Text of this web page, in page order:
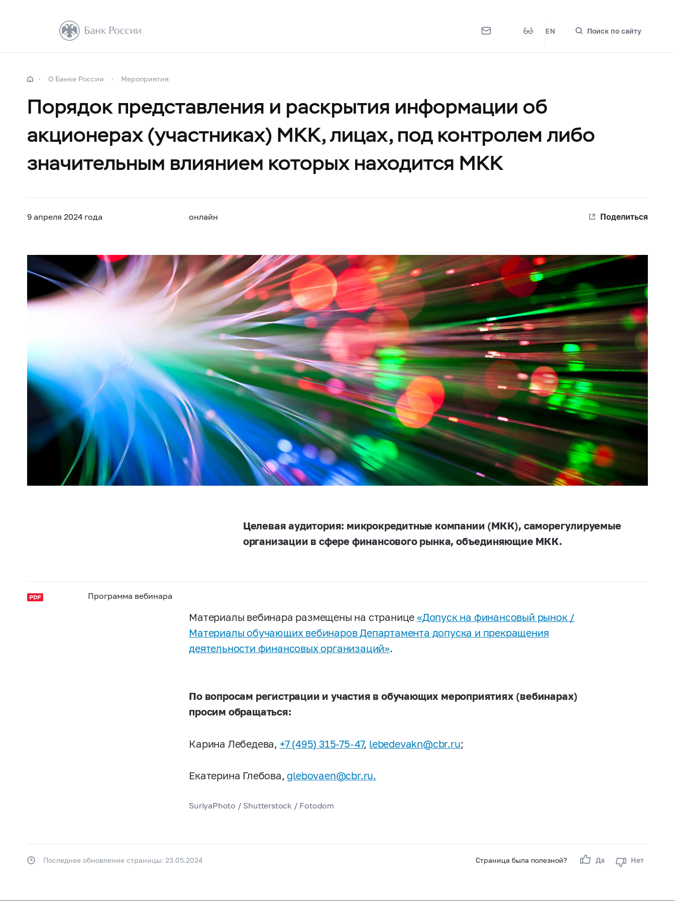
EN Поиск по сайту
О Банке России Мероприятия
Порядок представления и раскрытия информации об
акционерах (участниках) МКК, лицах, под контролем либо
значительным влиянием которых находится МКК
9 апреля 2024 года онлайн Поделиться
Целевая аудитория: микрокредитные компании (МКК), саморегулируемые
организации в сфере финансового рынка, объединяющие МКК.
Программа вебинара
Материалы вебинара размещены на странице«Допуск на финансовый рынок /
Материалы обучающих вебинаров Департамента допуска и прекращения
деятельности финансовых организаций».
По вопросам регистрации и участия в обучающих мероприятиях (вебинарах)
просим обращаться:
Карина Лебедева, +7 (495) 315-75-47, lebedevakn@cbr.ru;
Екатерина Глебова, glebovaen@cbr.ru.
SuriyaPhoto / Shutterstock / Fotodom
Страница была полезной? Да Нет
Последнее обновление страницы: 23.05.2024